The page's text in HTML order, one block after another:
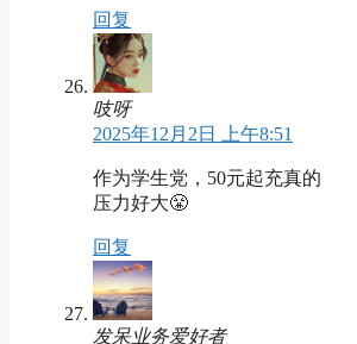
回复
吱呀
2025年12月2日 上午8:51
作为学生党，50元起充真的
压力好大😤
回复
发呆业务爱好者